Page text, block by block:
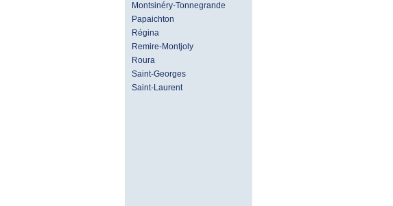
Montsinéry-Tonnegrande
Papaichton
Régina
Remire-Montjoly
Roura
Saint-Georges
Saint-Laurent